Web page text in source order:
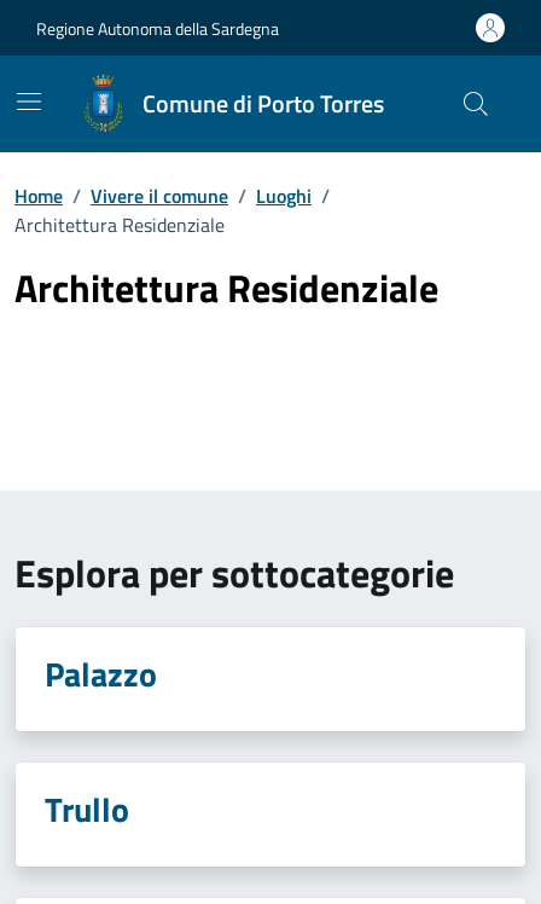
Regione Autonoma della Sardegna
Comune di Porto Torres
Home / Vivere il comune / Luoghi /
Architettura Residenziale
Architettura Residenziale
Esplora per sottocategorie
Palazzo
Trullo